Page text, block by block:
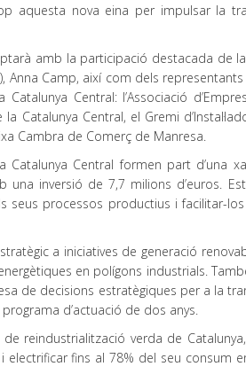
aquesta nova eina per impulsar la
amb la participació destacada de
Anna Camp, així com dels
Central: l’Associació
Catalunya Central, el Gremi
Cambra de Comerç de Manresa.
Catalunya Central formen part d’una
una inversió de 7,7 milions d’euros.
seus processos productius i facilitar-
a iniciatives de generació
en polígons industrials.
de decisions estratègiques per a la
d’actuació de dos anys.
reindustrialització verda de
electrificar fins al 78% del seu consum